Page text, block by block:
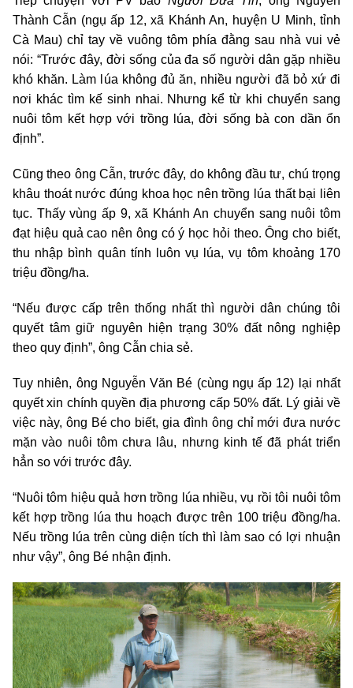
Thành Cẫn (ngụ ấp 12, xã Khánh An, huyện U Minh, tỉnh
Cà Mau) chỉ tay về vuông tôm phía đằng sau nhà vui vẻ
nói: “Trước đây, đời sống của đa số người dân gặp nhiều
khó khăn. Làm lúa không đủ ăn, nhiều người đã bỏ xứ đi
nơi khác tìm kế sinh nhai. Nhưng kể từ khi chuyển sang
nuôi tôm kết hợp với trồng lúa, đời sống bà con dần ổn
định”.
Cũng theo ông Cẫn, trước đây, do không đầu tư, chú trọng
khâu thoát nước đúng khoa học nên trồng lúa thất bại liên
tục. Thấy vùng ấp 9, xã Khánh An chuyển sang nuôi tôm
đạt hiệu quả cao nên ông có ý học hỏi theo. Ông cho biết,
thu nhập bình quân tính luôn vụ lúa, vụ tôm khoảng 170
triệu đồng/ha.
“Nếu được cấp trên thống nhất thì người dân chúng tôi
quyết tâm giữ nguyên hiện trạng 30% đất nông nghiệp
theo quy định”, ông Cẫn chia sẻ.
Tuy nhiên, ông Nguyễn Văn Bé (cùng ngụ ấp 12) lại nhất
quyết xin chính quyền địa phương cấp 50% đất. Lý giải về
việc này, ông Bé cho biết, gia đình ông chỉ mới đưa nước
mặn vào nuôi tôm chưa lâu, nhưng kinh tế đã phát triển
hẳn so với trước đây.
“Nuôi tôm hiệu quả hơn trồng lúa nhiều, vụ rồi tôi nuôi tôm
kết hợp trồng lúa thu hoạch được trên 100 triệu đồng/ha.
Nếu trồng lúa trên cùng diện tích thì làm sao có lợi nhuận
như vậy”, ông Bé nhận định.